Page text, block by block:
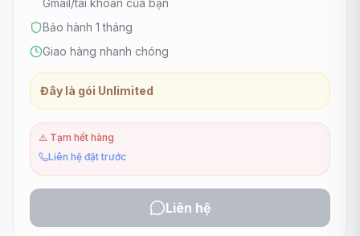
Gmail/tài khoản của bạn
Bảo hành 1 tháng
Giao hàng nhanh chóng
Đây là gói Unlimited
⚠️ Tạm hết hàng
Liên hệ đặt trước
Liên hệ